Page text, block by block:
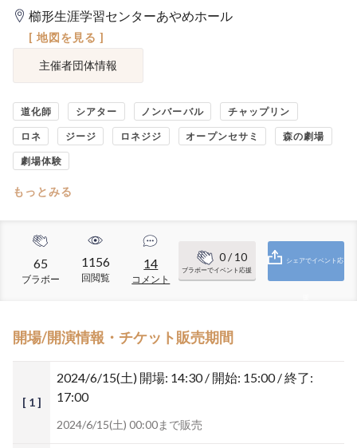
櫛形生涯学習センターあやめホール
[ 地図を見る ]
主催者団体情報
道化師 シアター ノンバーバル チャップリン
ロネ ジージ ロネジジ オープンセサミ 森の劇場
劇場体験
もっとみる
65
ブラボー
1156
回閲覧
14
コメント
0/ 10
ブラボーでイベント応援
シェアでイベント応
開場/開演情報・チケット販売期間
[ 1 ]
2024/6/15(土) 開場: 14:30 / 開始: 15:00 / 終了:
17:00
2024/6/15(土) 00:00まで販売